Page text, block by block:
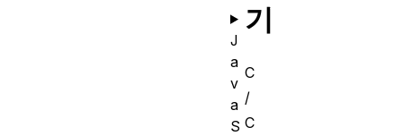
기
C
/
C
J
a
v
a
S